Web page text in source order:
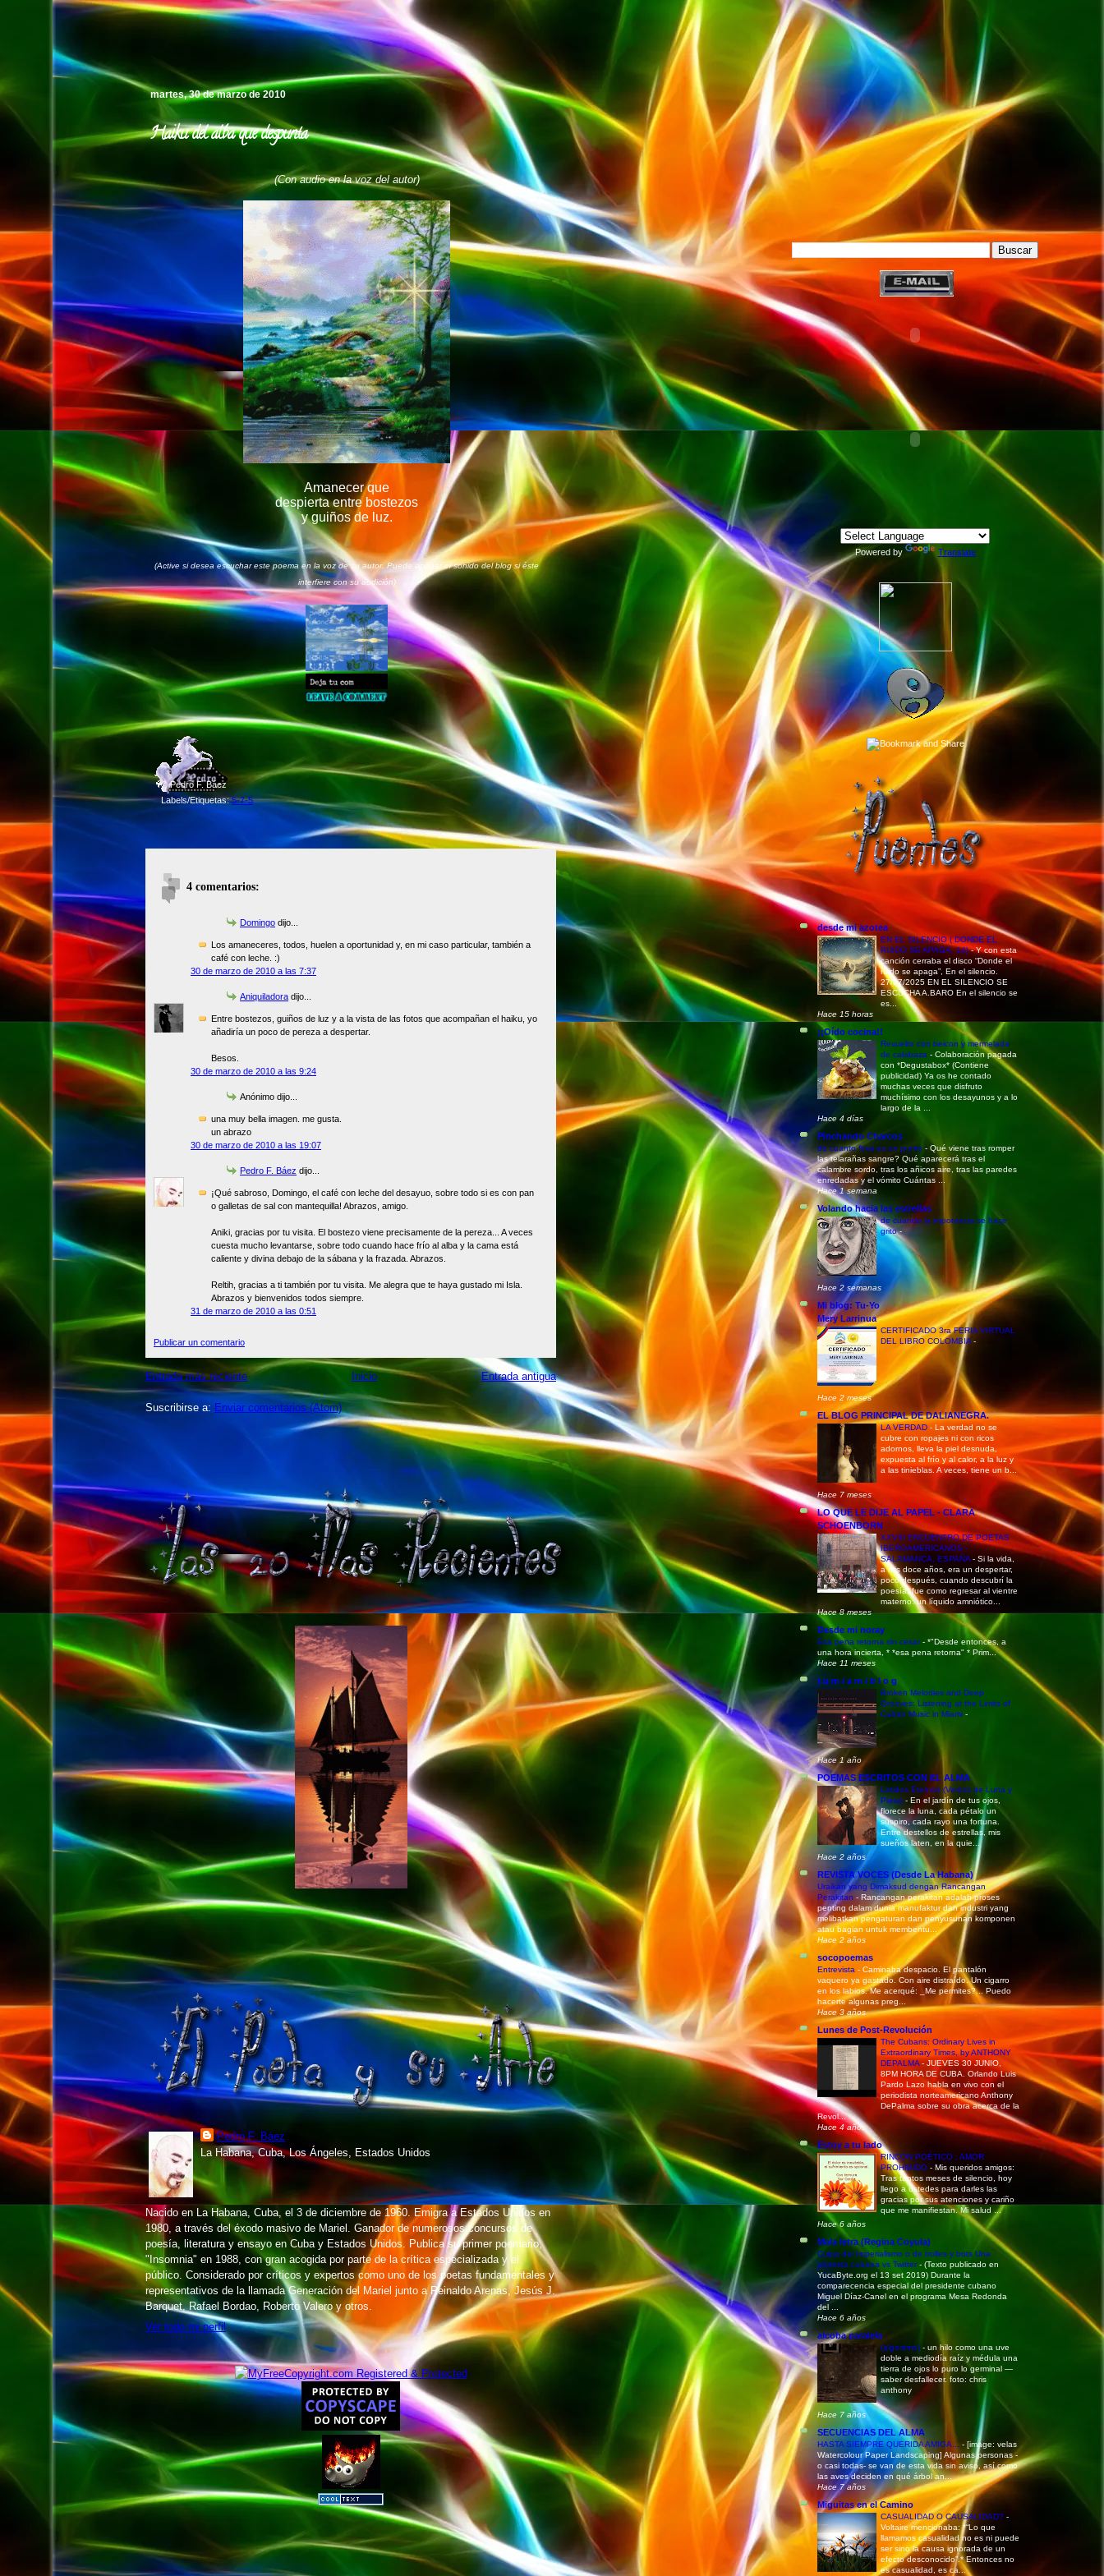
martes, 30 de marzo de 2010
Haiku del alba que despunta
(Con audio en la voz del autor)
Amanecer que
despierta entre bostezos
y guiños de luz.
(Active si desea escuchar este poema en la voz de su autor. Puede apagar el sonido del blog si éste
interfiere con su audición)
©Pedro F. Báez
Labels/Etiquetas:5-7-5
4 comentarios:
Domingo dijo...
Los amaneceres, todos, huelen a oportunidad y, en mi caso particular, también a
café con leche. :)
30 de marzo de 2010 a las 7:37
Aniquiladora dijo...
Entre bostezos, guiños de luz y a la vista de las fotos que acompañan el haiku, yo
añadiría un poco de pereza a despertar.
Besos.
30 de marzo de 2010 a las 9:24
Anónimo dijo...
una muy bella imagen. me gusta.
un abrazo
30 de marzo de 2010 a las 19:07
Pedro F. Báez dijo...
¡Qué sabroso, Domingo, el café con leche del desayuo, sobre todo si es con pan
o galletas de sal con mantequilla! Abrazos, amigo.
Aniki, gracias por tu visita. El bostezo viene precisamente de la pereza... A veces
cuesta mucho levantarse, sobre todo cuando hace frío al alba y la cama está
caliente y divina debajo de la sábana y la frazada. Abrazos.
Reltih, gracias a ti también por tu visita. Me alegra que te haya gustado mi Isla.
Abrazos y bienvenidos todos siempre.
31 de marzo de 2010 a las 0:51
Publicar un comentario
Entrada más reciente Entrada antigua
Inicio
Suscribirse a: Enviar comentarios (Atom)
Pedro F. Báez
La Habana, Cuba, Los Ángeles, Estados Unidos
Nacido en La Habana, Cuba, el 3 de diciembre de 1960. Emigra a Estados Unidos en
1980, a través del éxodo masivo de Mariel. Ganador de numerosos concursos de
poesía, literatura y ensayo en Cuba y Estados Unidos. Publica su primer poemario,
"Insomnia" en 1988, con gran acogida por parte de la crítica especializada y el
público. Considerado por críticos y expertos como uno de los poetas fundamentales y
representativos de la llamada Generación del Mariel junto a Reinaldo Arenas, Jesús J.
Barquet, Rafael Bordao, Roberto Valero y otros.
Ver todo mi perfil
Powered by Translate
desde mi azotea
EN EL SILENCIO ( DONDE EL
RUIDO SE APAGA, 14)-Y con esta
canción cerraba el disco “Donde el
ruido se apaga”, En el silencio.
27/07/2025 EN EL SILENCIO SE
ESCUCHA A.BARO En el silencio se
es...
Hace 15 horas
¡¡Oído cocina!!
Revuelto con beicon y mermelada
de calabaza - Colaboración pagada
con *Degustabox* (Contiene
publicidad) Ya os he contado
muchas veces que disfruto
muchísimo con los desayunos y a lo
largo de la ...
Hace 4 días
Pinchando Charcos
de cuanto final es un punto - Qué viene tras romper
las telarañas sangre? Qué aparecerá tras el
calambre sordo, tras los añicos aire, tras las paredes
enredadas y el vómito Cuántas ...
Hace 1 semana
Volando hacia las estrellas
de cuando la impotencia se hace
grito-
Hace 2 semanas
Mi blog: Tu-Yo
Mery Larrinua
CERTIFICADO 3ra FERIA VIRTUAL
DEL LIBRO COLOMBIA -
Hace 2 meses
EL BLOG PRINCIPAL DE DALIANEGRA.
LA VERDAD - La verdad no se
cubre con ropajes ni con ricos
adornos, lleva la piel desnuda,
expuesta al frío y al calor, a la luz y
a las tinieblas. A veces, tiene un b...
Hace 7 meses
LO QUE LE DIJE AL PAPEL - CLARA
SCHOENBORN
XXVIII ENCUENTRO DE POETAS
IBEROAMERICANOS -
SALAMANCA, ESPAÑA - Si la vida,
a mis doce años, era un despertar,
poco después, cuando descubrí la
poesía, fue como regresar al vientre
materno: un líquido amniótico...
Hace 8 meses
Desde mi noray
Esa pena retorna sin cesar- *"Desde entonces, a
una hora incierta, * *esa pena retorna" * Prim...
Hace 11 meses
t u m i a m i b l o g
Broken Melodies and Deep
Grooves: Listening at the Limits of
Cuban Music in Miami -
Hace 1 año
POEMAS ESCRITOS CON EL ALMA
Latidos Eternos (Versos de Luna y
Plata) - En el jardín de tus ojos,
florece la luna, cada pétalo un
suspiro, cada rayo una fortuna.
Entre destellos de estrellas, mis
sueños laten, en la quie...
Hace 2 años
REVISTA VOCES (Desde La Habana)
Uraikan yang Dimaksud dengan Rancangan
Perakitan - Rancangan perakitan adalah proses
penting dalam dunia manufaktur dan industri yang
melibatkan pengaturan dan penyusunan komponen
atau bagian untuk membentu...
Hace 2 años
socopoemas
Entrevista - Caminaba despacio. El pantalón
vaquero ya gastado. Con aire distraído. Un cigarro
en los labios. Me acerqué: _Me permites?... Puedo
hacerte algunas preg...
Hace 3 años
Lunes de Post-Revolución
The Cubans: Ordinary Lives in
Extraordinary Times, by ANTHONY
DEPALMA- JUEVES 30 JUNIO,
8PM HORA DE CUBA. Orlando Luis
Pardo Lazo habla en vivo con el
periodista norteamericano Anthony
DePalma sobre su obra acerca de la
Revol...
Hace 4 años
Estoy a tu lado
RINCÓN POÉTICO : AMOR
PROHIBIDO - Mis queridos amigos:
Tras tantos meses de silencio, hoy
llego a ustedes para darles las
gracias por sus atenciones y cariño
que me manifiestan. Mi salud ...
Hace 6 años
Mala letra (Regina Coyula)
Culpa del Imperialismo o de trolles y bots Una
protesta cubana vs Twitter- (Texto publicado en
YucaByte.org el 13 set 2019) Durante la
comparecencia especial del presidente cubano
Miguel Díaz-Canel en el programa Mesa Redonda
del ...
Hace 6 años
alcoba paralela
(algoritmo) - un hilo como una uve
doble a mediodía raíz y médula una
tierra de ojos lo puro lo germinal —
saber desfallecer. foto: chris
anthony
Hace 7 años
SECUENCIAS DEL ALMA
HASTA SIEMPRE QUERIDA AMIGA... - [image: velas
Watercolour Paper Landscaping] Algunas personas -
o casi todas- se van de esta vida sin aviso, así como
las aves deciden en qué árbol an...
Hace 7 años
Miguitas en el Camino
CASUALIDAD O CAUSALIDAD? -
Voltaire mencionaba: *“Lo que
llamamos casualidad no es ni puede
ser sino la causa ignorada de un
efecto desconocido”.* Entonces no
es casualidad, es ca...